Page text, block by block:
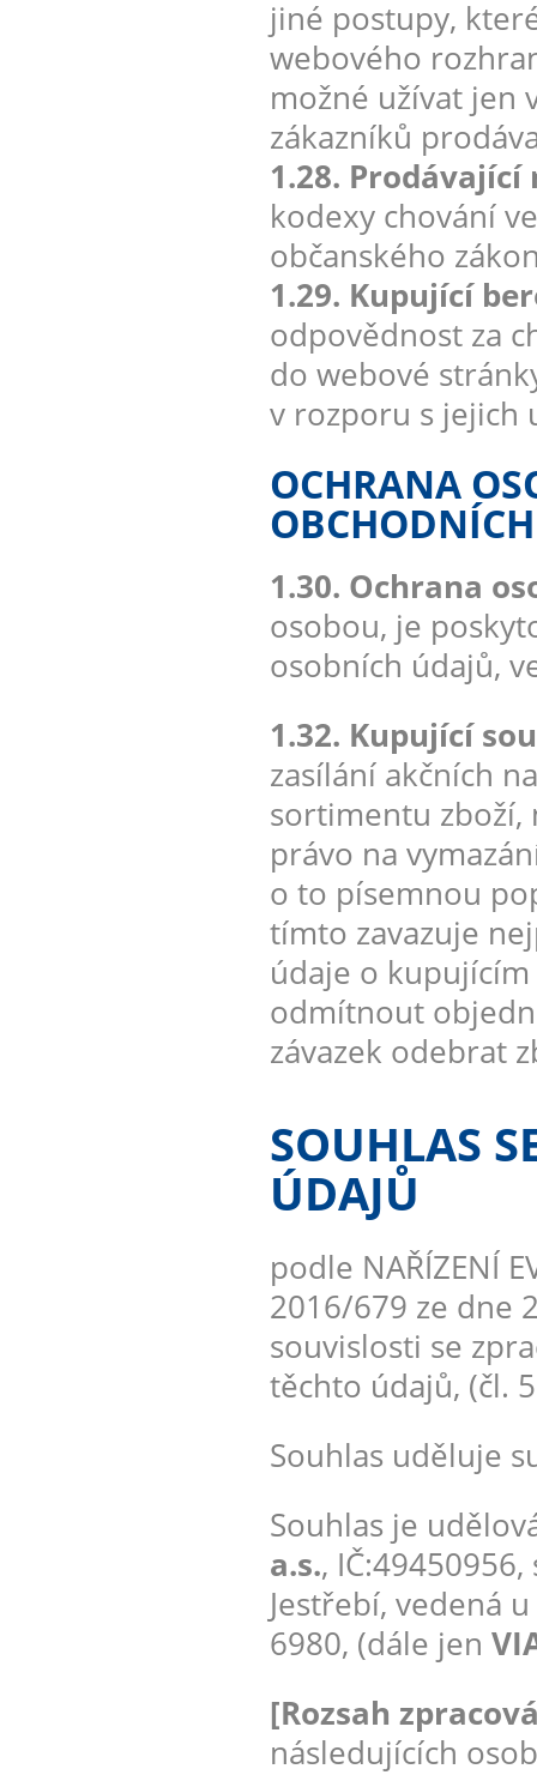
jiné postupy,
webového
možné užívat jen
zákazníků
1.28.
kodexy chování
občanského
1.29. Kupující
odpovědnost za
do webové
v rozporu s jejich
OCHRANA
1.30. Ochrana
osobou, je
osobních údajů,
1.32. Kupující
zasílání akčních
sortimentu zboží,
právo na
o to písemnou
tímto zavazuje
údaje o kupujícím
odmítnout
závazek odebrat
SOUHLAS
ÚDAJŮ
podle NAŘÍZENÍ
2016/679 ze dne
souvislosti se
těchto údajů, (čl.
Souhlas uděluje
Souhlas je
a.s.,
Jestřebí, vedená
6980, (dále jen
[Rozsah
následujících